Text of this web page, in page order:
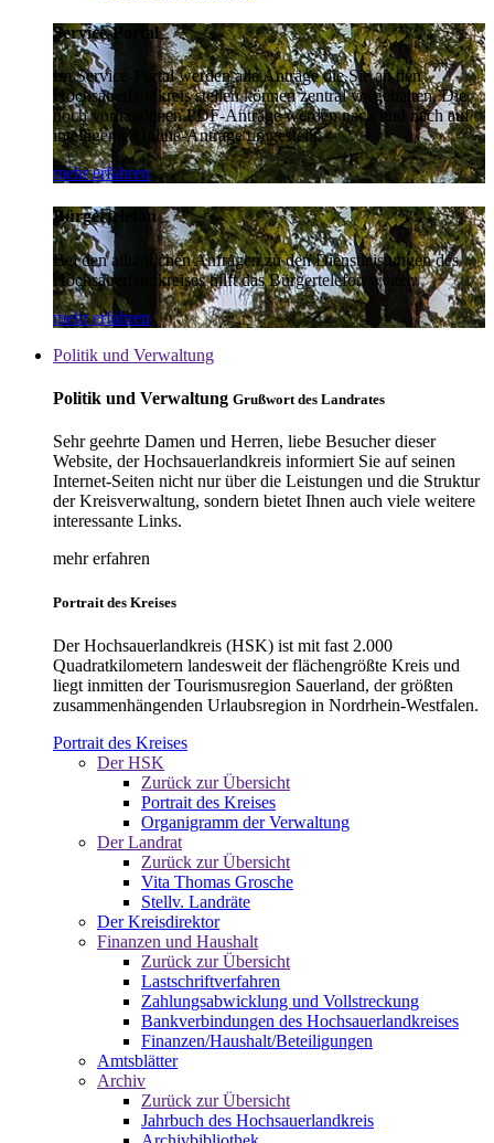
Service-Portal
Im Service-Portal werden alle Anträge die Sie an den
Hochsauerlandkreis stellen können zentral vorgehalten. Die
noch vorhandenen PDF-Anträge werden nach und nach auf
intelligente Online-Anträge umgestellt.
mehr erfahren
Bürgertelefon
Bei den alltäglichen Anfragen zu den Dienstleistungen des
Hochsauerlandkreises hilft das Bürgertelefon weiter.
mehr erfahren
Politik und Verwaltung
Politik und Verwaltung Grußwort des Landrates
Sehr geehrte Damen und Herren, liebe Besucher dieser
Website, der Hochsauerlandkreis informiert Sie auf seinen
Internet-Seiten nicht nur über die Leistungen und die Struktur
der Kreisverwaltung, sondern bietet Ihnen auch viele weitere
interessante Links.
mehr erfahren
Portrait des Kreises
Der Hochsauerlandkreis (HSK) ist mit fast 2.000
Quadratkilometern landesweit der flächengrößte Kreis und
liegt inmitten der Tourismusregion Sauerland, der größten
zusammenhängenden Urlaubsregion in Nordrhein-Westfalen.
Portrait des Kreises
Der HSK
Zurück zur Übersicht
Portrait des Kreises
Organigramm der Verwaltung
Der Landrat
Zurück zur Übersicht
Vita Thomas Grosche
Stellv. Landräte
Der Kreisdirektor
Finanzen und Haushalt
Zurück zur Übersicht
Lastschriftverfahren
Zahlungsabwicklung und Vollstreckung
Bankverbindungen des Hochsauerlandkreises
Finanzen/Haushalt/Beteiligungen
Amtsblätter
Archiv
Zurück zur Übersicht
Jahrbuch des Hochsauerlandkreis